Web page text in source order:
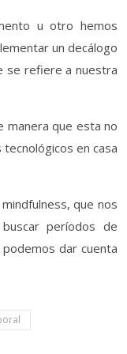
u otro hemos
un decálogo
se refiere a nuestra
manera que esta no
en casa
que nos
períodos de
dar cuenta